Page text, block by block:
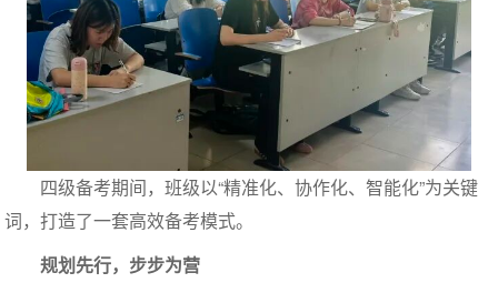
四级备考期间，班级以“精准化、协作化、智能化”为关键
词，打造了一套高效备考模式。
规划先行，步步为营